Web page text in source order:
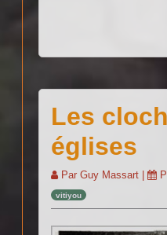
Les
églises
ParGuy Massart |
vitiyou